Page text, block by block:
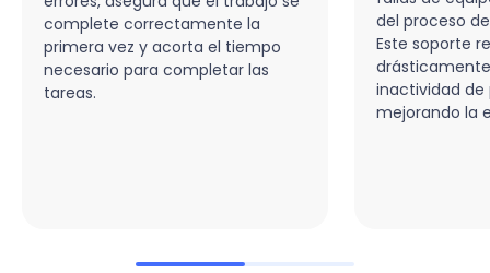
complete correctamente la
primera vez y acorta el tiempo
necesario para completar las
tareas.
del proceso
Este soporte
inactividad de
mejorando la